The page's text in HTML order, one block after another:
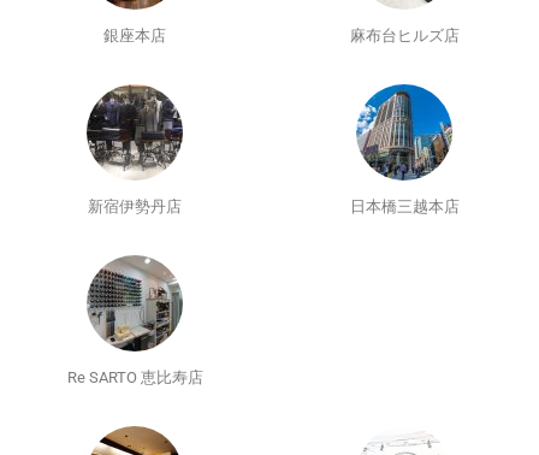
銀座本店 麻布台ヒルズ店
新宿伊勢丹店 日本橋三越本店
Re SARTO 恵比寿店